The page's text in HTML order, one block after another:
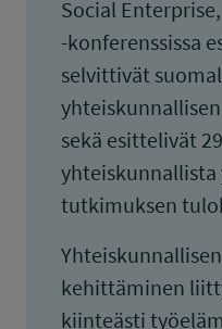
Social Enterprise,
-konferenssissa
selvittivät
sekä esittelivät 29
yhteiskunnallista
tutkimuksen
kehittäminen
kiinteästi